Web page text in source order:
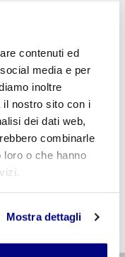
contenuti ed
media e per
inoltre
il nostro sito con i
dei dati web,
combinarle
o che hanno
Mostra dettagli
il coupon
per azzerare